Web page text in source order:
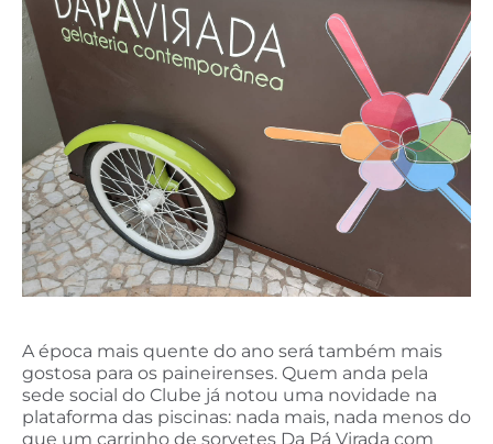
A época mais quente do ano será também mais
gostosa para os paineirenses. Quem anda pela
sede social do Clube já notou uma novidade na
plataforma das piscinas: nada mais, nada menos do
que um carrinho de sorvetes Da Pá Virada com